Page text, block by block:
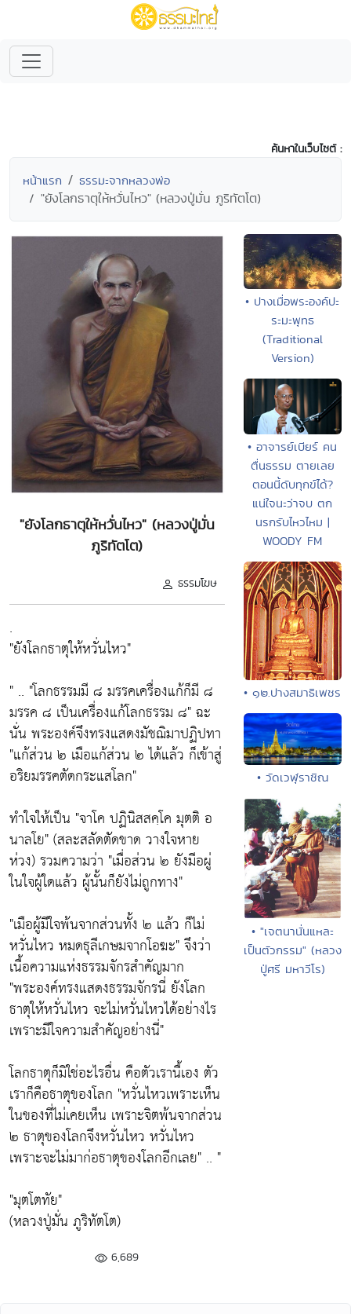
ค้นหาในเว็บไซต์ :
หน้าแรก ธรรมะจากหลวงพ่อ
"ยังโลกธาตุให้หวั่นไหว" (หลวงปู่มั่น ภูริทัตโต)
"ยังโลกธาตุให้หวั่นไหว" (หลวงปู่มั่น
ภูริทัตโต)
ธรรมโฆษ
.
"ยังโลกธาตุให้หวั่นไหว"
" .. "โลกธรรมมี ๘ มรรคเครื่องแก้ก็มี ๘
มรรค ๘ เป็นเครื่องแก้โลกธรรม ๘" ฉะ
นั่น พระองค์จึงทรงแสดงมัชฌิมาปฏิปทา
"แก้ส่วน ๒ เมือแก้ส่วน ๒ ได้แล้ว ก็เข้าสู่
อริยมรรคตัดกระแสโลก"
ทำใจให้เป็น "จาโค ปฏินิสสคฺโค มุตติ อ
นาลโย" (สละสลัดตัดขาด วางใจหาย
ห่วง) รวมความว่า "เมื่อส่วน ๒ ยังมีอผู่
ในใจผู้ใดแล้ว ผู้นั้นก็ยังไม่ถูกทาง"
"เมือผู้มีใจพ้นจากส่วนทั้ง ๒ แล้ว ก็ไม่
หวั่นไหว หมดธุลีเกษมจากโอฆะ" จึงว่า
เนื้อความแห่งธรรมจักรสำคัญมาก
"พระองค์ทรงแสดงธรรมจักรนี่ ยังโลก
ธาตุให้หวั่นไหว จะไม่หวั่นไหวได้อย่างไร
เพราะมีใจความสำคัญอย่างนี่"
โลกธาตุก็มิใช่อะไรอื่น คือตัวเรานื้เอง ตัว
เราก็คือธาตุของโลก "หวั่นไหวเพราะเห็น
ในของที่ไม่เคยเห็น เพราะจิตพ้นจากส่วน
๒ ธาตุของโลกจึงหวั่นไหว หวั่นไหว
เพราะจะไม่มาก่อธาตุของโลกอีกเลย" .. "
"มุตโตทัย"
(หลวงปู่มั่น ภูริทัตโต)
6,689
• ปางเมื่อพระองค์ปะ
ระมะพุทธ
(Traditional
Version)
• อาจารย์เบียร์ คน
ตื่นธรรม ตายเลย
ตอนนี้ดับทุกข์ได้?
แน่ใจนะว่าจบ ตก
นรกรับไหวไหม |
WOODY FM
• ๑๒.ปางสมาธิเพชร
• วัดเวฬุราชิณ
• "เจตนานั่นแหละ
เป็นตัวกรรม" (หลวง
ปู่ศรี มหาวีโร)